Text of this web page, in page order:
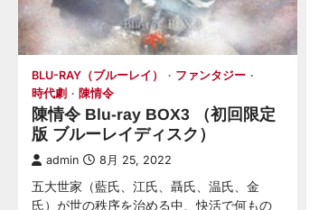
BLU-RAY（ブルーレイ）
ファンタジー
時代劇
陳情令
陳情令 Blu-ray BOX3 （初回限定
版 ブルーレイディスク）
admin 8月 25, 2022
五大世家（藍氏、江氏、聶氏、温氏、金
氏）が世の秩序を治める中、快活で何もの